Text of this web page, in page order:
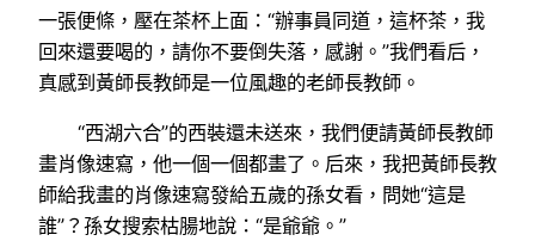
一張便條，壓在茶杯上面：“辦事員同道，這杯茶，我
回來還要喝的，請你不要倒失落，感謝。”我們看后，
真感到黃師長教師是一位風趣的老師長教師。
“西湖六合”的西裝還未送來，我們便請黃師長教師
畫肖像速寫，他一個一個都畫了。后來，我把黃師長教
師給我畫的肖像速寫發給五歲的孫女看，問她“這是
誰”？孫女搜索枯腸地說：“是爺爺。”